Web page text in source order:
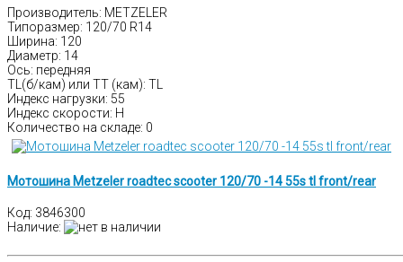
Производитель: METZELER
Типоразмер: 120/70 R14
Ширина: 120
Диаметр: 14
Ось: передняя
TL(б/кам) или TT (кам): TL
Индекс нагрузки: 55
Индекс скорости: H
Количество на складе: 0
Мотошина Metzeler roadtec scooter 120/70 -14 55s tl front/rear
Код: 3846300
Наличие: